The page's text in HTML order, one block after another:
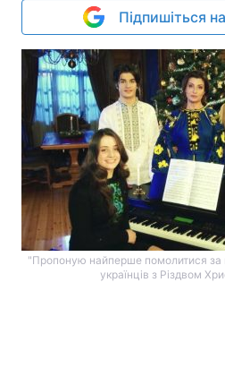
Підпишіться
"Пропоную найперше помолитися за
українців з Різдвом